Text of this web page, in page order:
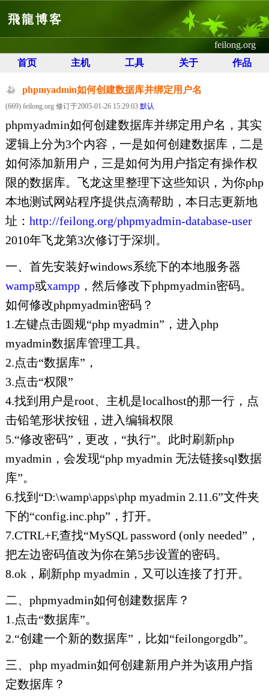
飛龍博客
feilong.org
首页
主机 工具 关于 作品
phpmyadmin如何创建数据库并绑定用户名
(669) feilong.org 修订于2005-01-26 15:29:03 默认
phpmyadmin如何创建数据库并绑定用户名，其实
逻辑上分为3个内容，一是如何创建数据库，二是
如何添加新用户，三是如何为用户指定有操作权
限的数据库。飞龙这里整理下这些知识，为你php
本地测试网站程序提供点滴帮助，本日志更新地
址： http://feilong.org/phpmyadmin-database-user
2010年飞龙第3次修订于深圳。
一、首先安装好windows系统下的本地服务器
wamp或xampp，然后修改下phpmyadmin密码。
如何修改phpmyadmin密码？
1.左键点击圆规“php myadmin”，进入php
myadmin数据库管理工具。
2.点击“数据库”，
3.点击“权限”
4.找到用户是root、主机是localhost的那一行，点
击铅笔形状按钮，进入编辑权限
5.“修改密码”，更改，“执行”。此时刷新php
myadmin，会发现“php myadmin 无法链接sql数据
库”。
6.找到“D:\wamp\apps\php myadmin 2.11.6”文件夹
下的“config.inc.php”，打开。
7.CTRL+F,查找“MySQL password (only needed”，
把左边密码值改为你在第5步设置的密码。
8.ok，刷新php myadmin，又可以连接了打开。
二、phpmyadmin如何创建数据库？
1.点击“数据库”。
2.“创建一个新的数据库”，比如“feilongorgdb”。
三、php myadmin如何创建新用户并为该用户指
定数据库？